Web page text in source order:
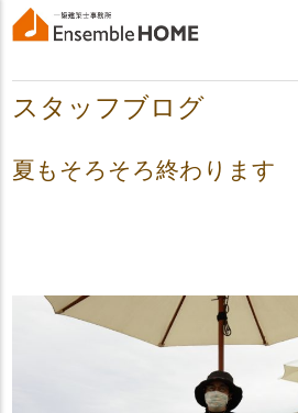
スタッフブログ
夏もそろそろ終わります